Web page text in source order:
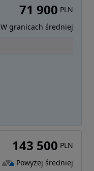
71 900 PLN
W granicach średniej
143 500 PLN
Powyżej średniej